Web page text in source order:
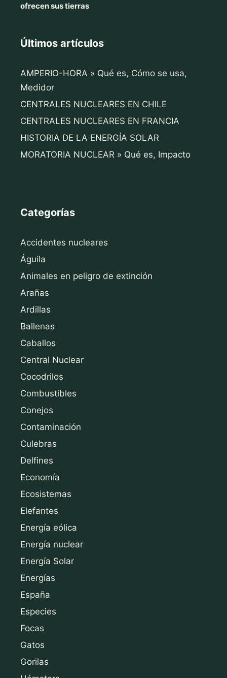
ofrecen sus tierras
Últimos artículos
AMPERIO-HORA » Qué es, Cómo se usa,
Medidor
CENTRALES NUCLEARES EN CHILE
CENTRALES NUCLEARES EN FRANCIA
HISTORIA DE LA ENERGÍA SOLAR
MORATORIA NUCLEAR » Qué es, Impacto
Categorías
Accidentes nucleares
Águila
Animales en peligro de extinción
Arañas
Ardillas
Ballenas
Caballos
Central Nuclear
Cocodrilos
Combustibles
Conejos
Contaminación
Culebras
Delfines
Economía
Ecosistemas
Elefantes
Energía eólica
Energía nuclear
Energía Solar
Energías
España
Especies
Focas
Gatos
Gorilas